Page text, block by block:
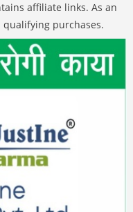
affiliate links. As an
qualifying purchases.